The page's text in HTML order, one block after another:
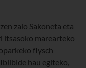
zaio Sakoneta eta
itsasoko marearteko
flysch
hau egiteko,